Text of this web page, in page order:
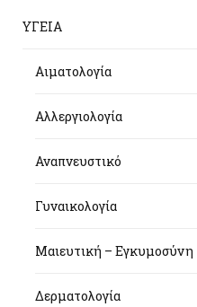
ΥΓΕΙΑ
Αιματολογία
Αλλεργιολογία
Αναπνευστικό
Γυναικολογία
Μαιευτική – Εγκυμοσύνη
Δερματολογία